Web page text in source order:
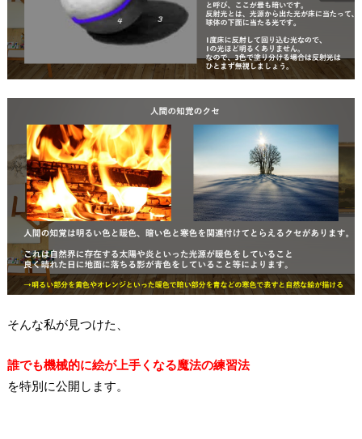
そんな私が見つけた、
誰でも機械的に絵が上手くなる魔法の練習法
を特別に公開します。